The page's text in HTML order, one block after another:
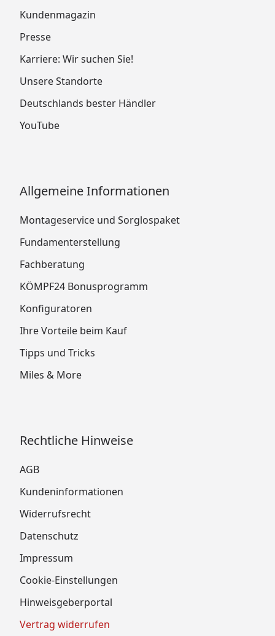
Kundenmagazin
Presse
Karriere: Wir suchen Sie!
Unsere Standorte
Deutschlands bester Händler
YouTube
Allgemeine Informationen
Montageservice und Sorglospaket
Fundamenterstellung
Fachberatung
KÖMPF24 Bonusprogramm
Konfiguratoren
Ihre Vorteile beim Kauf
Tipps und Tricks
Miles & More
Rechtliche Hinweise
AGB
Kundeninformationen
Widerrufsrecht
Datenschutz
Impressum
Cookie-Einstellungen
Hinweisgeberportal
Vertrag widerrufen